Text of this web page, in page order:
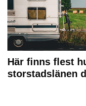
Här finns flest
storstadslänen